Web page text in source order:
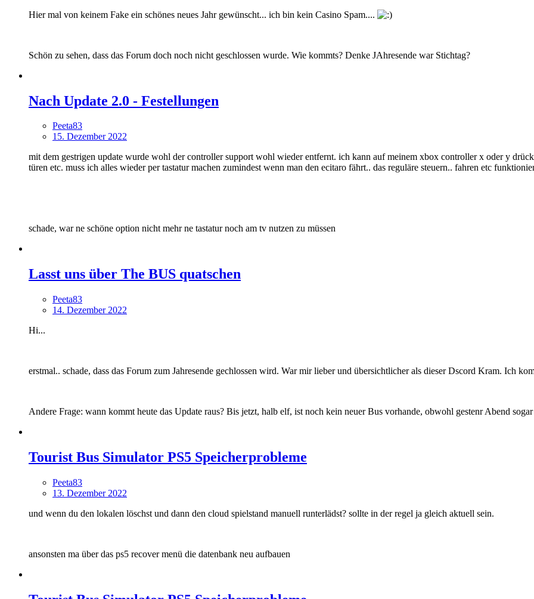
Hier mal von keinem Fake ein schönes neues Jahr gewünscht... ich bin kein Casino Spam....
Schön zu sehen, dass das Forum doch noch nicht geschlossen wurde. Wie kommts? Denke JAhresende war Stichtag?
Nach Update 2.0 - Festellungen
Peeta83
15. Dezember 2022
mit dem gestrigen update wurde wohl der controller support wohl wieder entfernt. ich kann auf meinem xbox controller x oder y
türen etc. muss ich alles wieder per tastatur machen zumindest wenn man den ecitaro fährt.. das reguläre steuern.. fahren etc
schade, war ne schöne option nicht mehr ne tastatur noch am tv nutzen zu müssen
Lasst uns über The BUS quatschen
Peeta83
14. Dezember 2022
Hi...
erstmal.. schade, dass das Forum zum Jahresende gechlossen wird. War mir lieber und übersichtlicher als dieser Dscord Kram. Ich
Andere Frage: wann kommt heute das Update raus? Bis jetzt, halb elf, ist noch kein neuer Bus vorhande, obwohl gestenr Abend
Tourist Bus Simulator PS5 Speicherprobleme
Peeta83
13. Dezember 2022
und wenn du den lokalen löschst und dann den cloud spielstand manuell runterlädst? sollte in der regel ja gleich aktuell sein.
ansonsten ma über das ps5 recover menü die datenbank neu aufbauen